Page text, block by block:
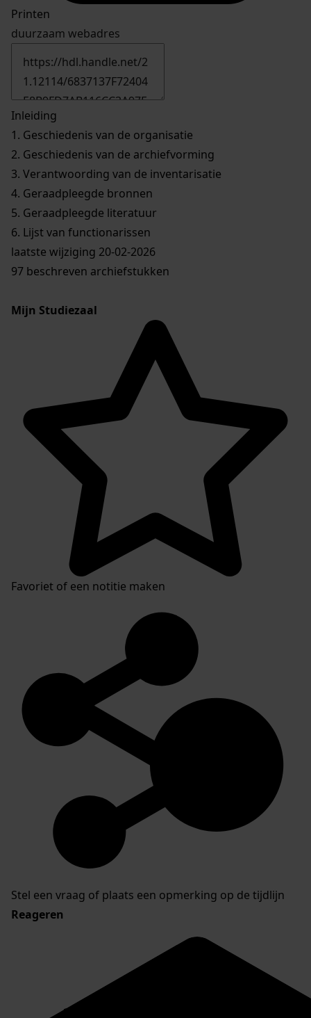
Printen
duurzaam webadres
Inleiding
1. Geschiedenis van de organisatie
2. Geschiedenis van de archiefvorming
3. Verantwoording van de inventarisatie
4. Geraadpleegde bronnen
5. Geraadpleegde literatuur
6. Lijst van functionarissen
laatste wijziging 20-02-2026
97 beschreven archiefstukken
Mijn Studiezaal
Favoriet of een notitie maken
Stel een vraag of plaats een opmerking op de tijdlijn
Reageren